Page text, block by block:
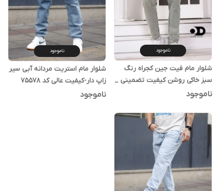
ناموجود
شلوار مام فیت جین کجراه رنگ‌
سبز خاکی روشن کیفیت تضمینی _
اورجینال دیلم
ناموجود
ناموجود
شلوار مام استریت مردانه آبی سیر
زاپ دار-کیفیت عالی کد ۷۵۵۷۸
ناموجود